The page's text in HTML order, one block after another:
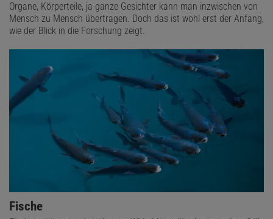
Organe, Körperteile, ja ganze Gesichter kann man inzwischen von
Mensch zu Mensch übertragen. Doch das ist wohl erst der Anfang,
wie der Blick in die Forschung zeigt.
Fische